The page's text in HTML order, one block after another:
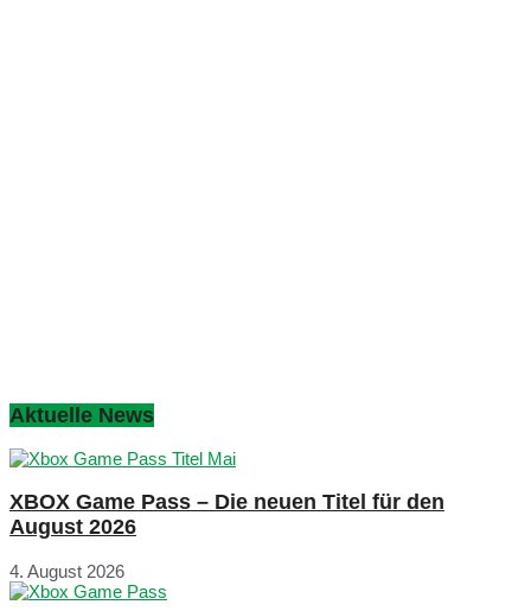
Aktuelle News
XBOX Game Pass – Die neuen Titel für den
August 2026
4. August 2026